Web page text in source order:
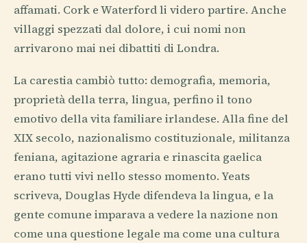
affamati. Cork e Waterford li videro partire. Anche
villaggi spezzati dal dolore, i cui nomi non
arrivarono mai nei dibattiti di Londra.
La carestia cambiò tutto: demografia, memoria,
proprietà della terra, lingua, perfino il tono
emotivo della vita familiare irlandese. Alla fine del
XIX secolo, nazionalismo costituzionale, militanza
feniana, agitazione agraria e rinascita gaelica
erano tutti vivi nello stesso momento. Yeats
scriveva, Douglas Hyde difendeva la lingua, e la
gente comune imparava a vedere la nazione non
come una questione legale ma come una cultura